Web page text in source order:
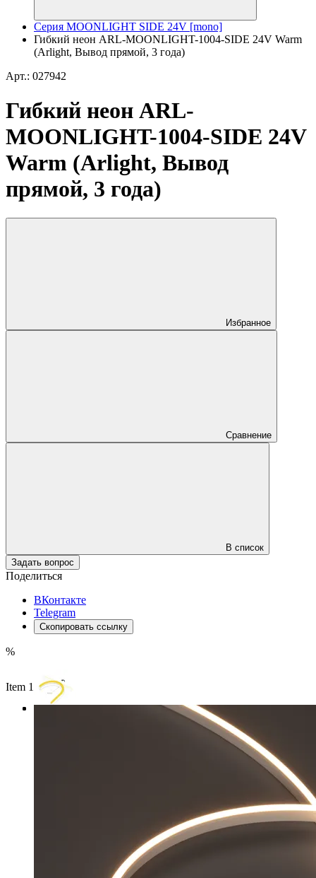
Серия MOONLIGHT SIDE 24V [mono]
Гибкий неон ARL-MOONLIGHT-1004-SIDE 24V Warm
(Arlight, Вывод прямой, 3 года)
Арт.: 027942
Гибкий неон ARL-
MOONLIGHT-1004-SIDE 24V
Warm (Arlight, Вывод
прямой, 3 года)
Избранное
Сравнение
В список
Задать вопрос
Поделиться
ВКонтакте
Telegram
Скопировать ссылку
%
Item 1 of 3